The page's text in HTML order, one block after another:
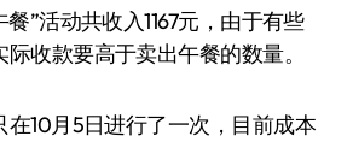
”活动共收入1167元，由于有些
收款要高于卖出午餐的数量。
10月5日进行了一次，目前成本